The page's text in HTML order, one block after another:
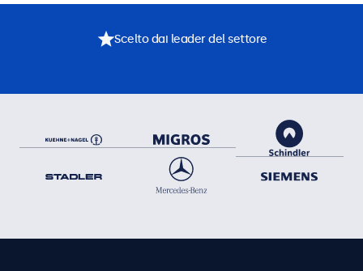
Scelto dai leader del settore